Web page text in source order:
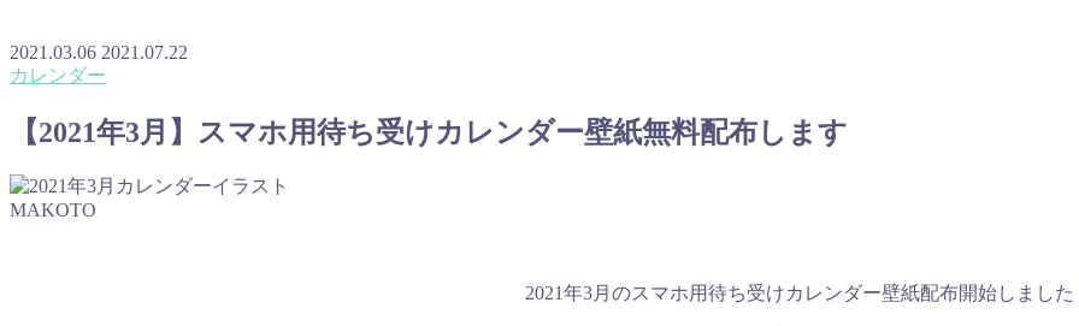
2021.03.06 2021.07.22
カレンダー
【2021年3月】スマホ用待ち受けカレンダー壁紙無料配布します
MAKOTO
2021年3月のスマホ用待ち受けカレンダー壁紙配布開始しました